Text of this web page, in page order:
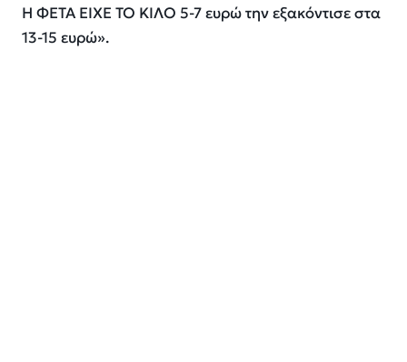
Η ΦΕΤΑ ΕΙΧΕ ΤΟ ΚΙΛΟ 5-7 ευρώ την εξακόντισε στα
13-15 ευρώ».